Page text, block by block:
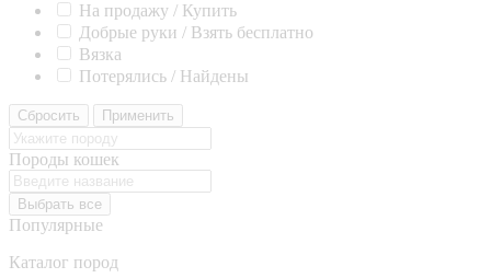
На продажу / Купить
Добрые руки / Взять бесплатно
Вязка
Потерялись / Найдены
Сбросить Применить
Породы кошек
Выбрать все
Популярные
Каталог пород